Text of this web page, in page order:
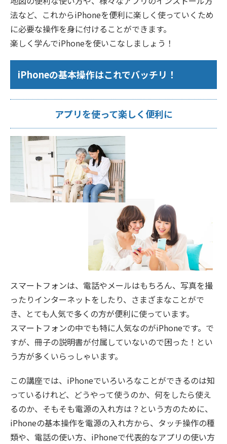
法など、これからiPhoneを便利に楽しく使っていくため
に必要な操作を身に付けることができます。
楽しく学んでiPhoneを使いこなしましょう！
iPhoneの基本操作はこれでバッチリ！
アプリを使って楽しく便利に
スマートフォンは、電話やメールはもちろん、写真を撮
ったりインターネットをしたり、さまざまなことがで
き、とても人気で多くの方が便利に使っています。
スマートフォンの中でも特に人気なのがiPhoneです。で
すが、冊子の説明書が付属していないので困った！とい
う方が多くいらっしゃいます。
この講座では、iPhoneでいろいろなことができるのは知
っているけれど、どうやって使うのか、何をしたら使え
るのか、そもそも電源の入れ方は？という方のために、
iPhoneの基本操作を電源の入れ方から、タッチ操作の種
類や、電話の使い方、iPhoneで代表的なアプリの使い方